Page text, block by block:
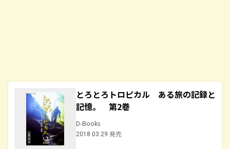
とろとろトロピカル ある旅の記録と
記憶。 第2巻
D-Books
2018.03.29 発売